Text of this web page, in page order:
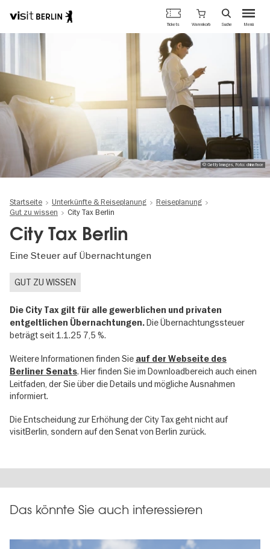
Berlins
offizielles
Tourismusportal
Menü
Tickets Warenkorb Suche
© Getty Images, Foto: chinaface
Startseite Unterkünfte & Reiseplanung
Reiseplanung
Gut zu wissen
City Tax Berlin
City Tax Berlin
Eine Steuer auf Übernachtungen
GUT ZU WISSEN
Die City Tax gilt für alle gewerblichen und privaten
entgeltlichen Übernachtungen.Die Übernachtungssteuer
beträgt seit 1.1.25 7,5 %.
Weitere Informationen finden Sie auf der Webseite des
Berliner Senats. Hier finden Sie im Downloadbereich auch einen
Leitfaden, der Sie über die Details und mögliche Ausnahmen
informiert.
Die Entscheidung zur Erhöhung der City Tax geht nicht auf
visitBerlin, sondern auf den Senat von Berlin zurück.
Das könnte Sie auch interessieren